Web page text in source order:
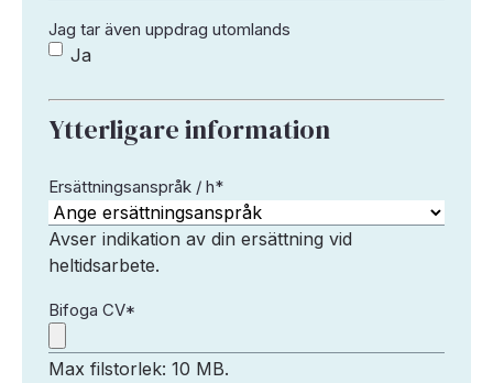
Jag tar även uppdrag utomlands
Ja
Ytterligare information
Ersättningsanspråk / h*
Avser indikation av din ersättning vid
heltidsarbete.
Bifoga CV*
Max filstorlek: 10 MB.